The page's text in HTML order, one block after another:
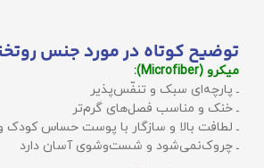
توضیح کوتاه در مورد جنس
میکرو (Microfiber):
ـ پارچه‌ای سبک و تنفّس‌پذیر
ـ خنک و مناسب فصل‌های گرم‌تر
ـ لطافت بالا و سازگار با پوست حساس کودک
ـ چروک‌نمی‌شود و شست‌وشوی آسان دارد